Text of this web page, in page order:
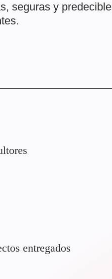
seguras y
entregados